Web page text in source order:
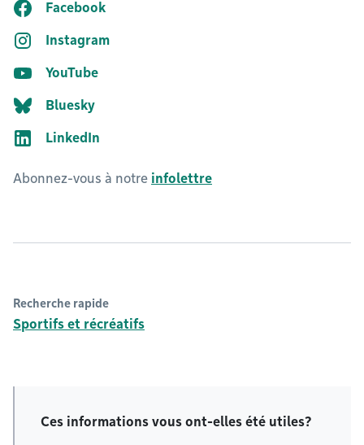
Facebook
Instagram
YouTube
Bluesky
LinkedIn
Abonnez-vous à notre infolettre
Recherche rapide
Sportifs et récréatifs
Ces informations vous ont-elles été utiles?